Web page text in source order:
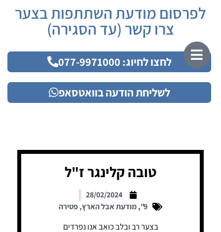
לפרסום מודעת השתתפות בצער
צרו קשר (עד הסגירה)
לחצו לחיוג: 077-9971000
לשליחת הודעה בוואטסאפ
טובה קלינגר ז"ל
28/02/2024
9"
,מודעת אבל הארץ,פטירה
בצער רב ובלב כואב אנו נפרדים